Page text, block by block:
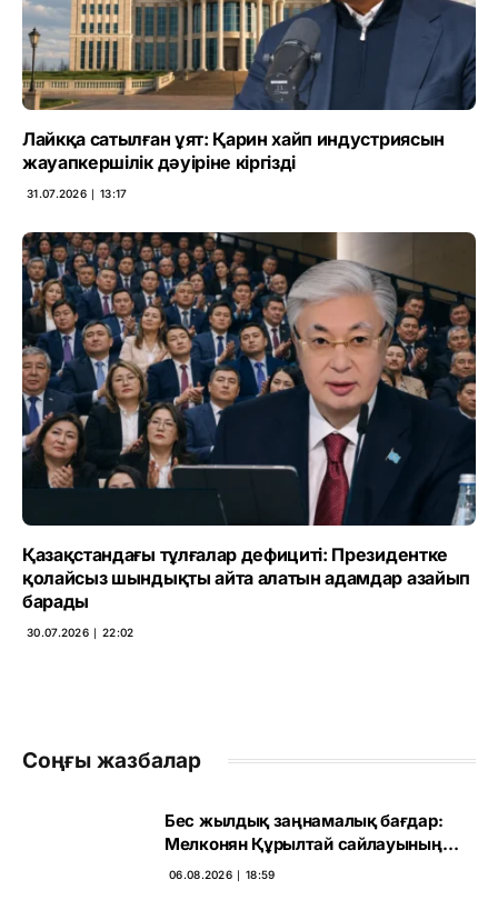
Лайкқа сатылған ұят: Қарин хайп индустриясын
жауапкершілік дәуіріне кіргізді
31.07.2026 ∣ 13:17
Қазақстандағы тұлғалар дефициті: Президентке
қолайсыз шындықты айта алатын адамдар азайып
барады
30.07.2026 ∣ 22:02
Соңғы жазбалар
Бес жылдық заңнамалық бағдар:
Мелконян Құрылтай сайлауының
маңызын бағалады
06.08.2026 ∣ 18:59